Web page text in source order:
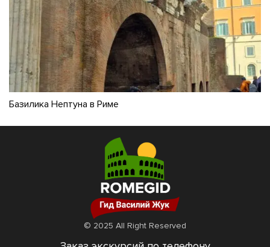
Базилика Нептуна в Риме
© 2025 All Right Reserved